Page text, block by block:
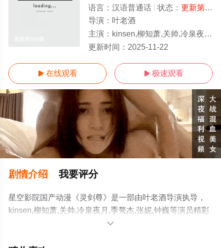
语言： 汉语普通话 状态： 更新第660集
导演： 叶老酒
主演： kinsen,柳知萧,关帅,冷泉夜月,季骜杰,张妮,钟巍
更新时间： 2025-11-22
 在线观看  极速观看
剧情介绍 我要评分
星空影院国产动漫《灵剑尊》是一部由叶老酒导演执导，
kinsen,柳知萧,关帅,冷泉夜月,季骜杰,张妮,钟巍等演员精彩
演绎的中国大陆动漫，手机免费观看高清无删减完整版动
